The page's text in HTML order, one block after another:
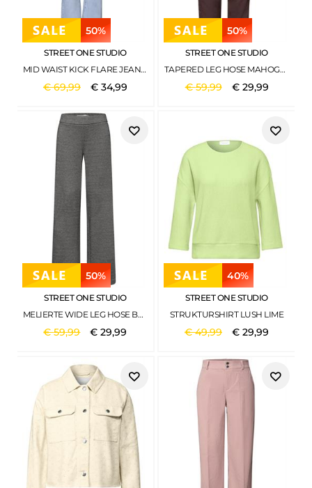
50%
STREET ONE STUDIO
MID WAIST KICK FLARE JEANS IM SKINNY FIT ULTRABLEACHED WASH
€69,99 € 34,99
50%
STREET ONE STUDIO
TAPERED LEG HOSE MAHOGANY BROWN
€59,99 € 29,99
50%
STREET ONE STUDIO
MELIERTE WIDE LEG HOSE BLACK
€59,99 €29,99
40%
STREET ONE STUDIO
STRUKTURSHIRT LUSH LIME
€49,99 €29,99